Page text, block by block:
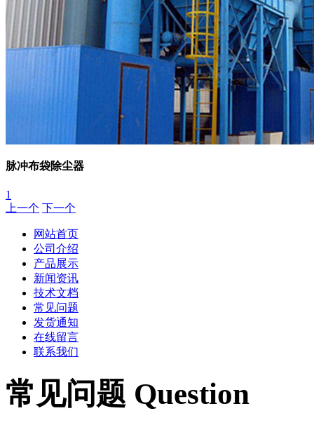
脉冲布袋除尘器
1
上一个 下一个
网站首页
公司介绍
产品展示
新闻资讯
技术文档
常见问题
发货通知
在线留言
联系我们
常见问题 Question